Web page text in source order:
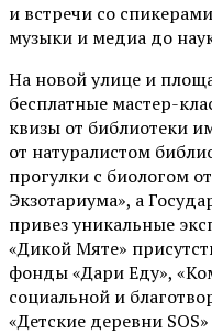
и встречи со
музыки и медиа до
На новой улице и
бесплатные мастер-
квизы от библиотеки
от натуралистом
прогулки с биологом от
Экзотариума», а
привез уникальные
«Дикой Мяте»
фонды «Дари Еду»,
социальной и
«Детские деревни